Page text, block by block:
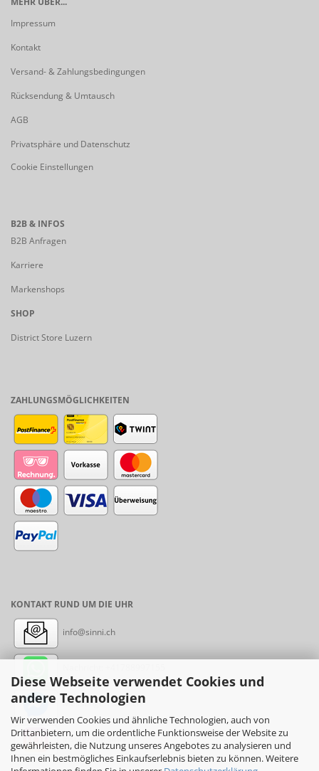
Diese Webseite verwendet Cookies und
andere Technologien
Wir verwenden Cookies und ähnliche Technologien, auch von
Drittanbietern, um die ordentliche Funktionsweise der Website zu
gewährleisten, die Nutzung unseres Angebotes zu analysieren und
Ihnen ein bestmögliches Einkaufserlebnis bieten zu können. Weitere
Impressum
Kontakt
Versand- & Zahlungsbedingungen
Rücksendung & Umtausch
AGB
Privatsphäre und Datenschutz
Cookie Einstellungen
B2B & INFOS
B2B Anfragen
Karriere
Markenshops
SHOP
District Store Luzern
ZAHLUNGSMÖGLICHKEITEN
KONTAKT RUND UM DIE UHR
info@sinni.ch
Messenger: sinni.ch
Instagram: sinni_ch